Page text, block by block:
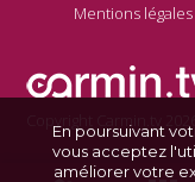
Mentions
Copyright Carmin.tv 2026
En poursuivant
vous acceptez
améliorer votre